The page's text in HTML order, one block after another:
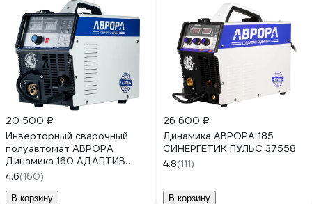
20 500 ₽
Инверторный сварочный
полуавтомат АВРОРА
Динамика 160 АДАПТИВ
ПУЛЬС 33823
4.6(160)
В корзину
26 600 ₽
Динамика АВРОРА 185
СИНЕРГЕТИК ПУЛЬС 37558
4.8(111)
В корзину